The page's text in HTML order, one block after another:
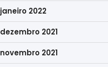
janeiro 2022
dezembro 2021
novembro 2021